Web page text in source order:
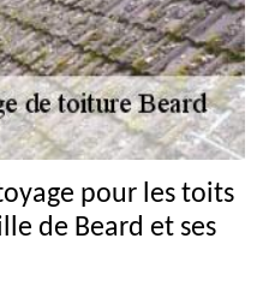
pour les toits
de Beard et ses